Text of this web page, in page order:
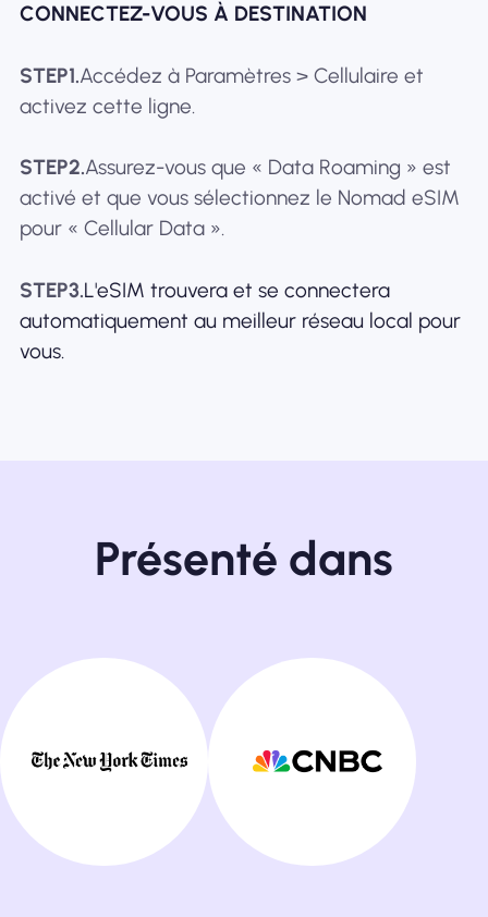
CONNECTEZ-VOUS À DESTINATION
STEP1.Accédez à Paramètres > Cellulaire et
activez cette ligne.
STEP2.Assurez-vous que « Data Roaming » est
activé et que vous sélectionnez le Nomad eSIM
pour « Cellular Data ».
STEP3.L'eSIM trouvera et se connectera
automatiquement au meilleur réseau local pour
vous.
Présenté dans